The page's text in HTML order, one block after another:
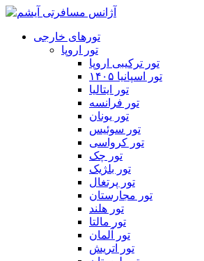
تورهای خارجی
تور اروپا
تور ترکیبی اروپا
تور اسپانیا ۱۴۰۵
تور ایتالیا
تور فرانسه
تور یونان
تور سوئیس
تور کرواسی
تور چک
تور بلژیک
تور پرتغال
تور مجارستان
تور هلند
تور مالتا
تور آلمان
تور اتریش